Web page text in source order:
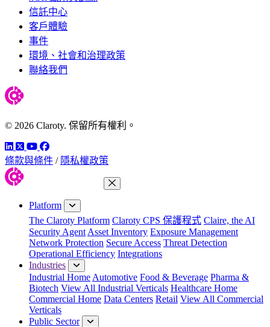
信託中心
客戶體驗
事件
環境、社會和治理政策
聯絡我們
© 2026 Claroty. 保留所有權利。
LinkedIn
TwitterYouTube
Facebook
條款與條件 / 隱私權政策
Close Menu
Platform
The Claroty Platform Claroty CPS 保護程式 Claire, the AI
Security Agent Asset Inventory Exposure Management
Network Protection Secure Access Threat Detection
Operational Efficiency Integrations
Industries
Industrial Home Automotive Food & Beverage Pharma &
Biotech View All Industrial Verticals Healthcare Home
Commercial Home Data Centers Retail View All Commercial
Verticals
Public Sector